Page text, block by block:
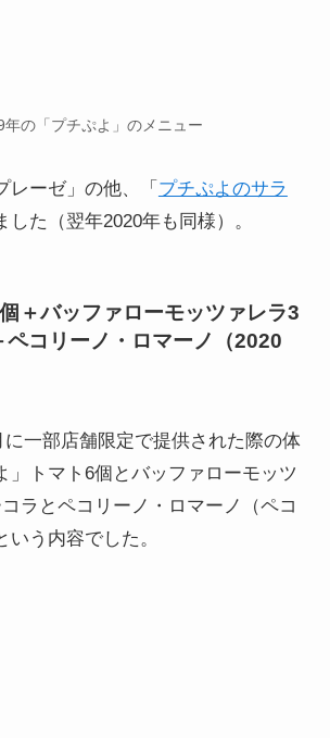
年の「プチぷよ」のメニュー
レーゼ」の他、「 プチぷよのサラ
した（翌年2020年も同様）。
＋バッファローモッツァレラ3
ペコリーノ・ロマーノ（2020
に一部店舗限定で提供された際の体
」トマト6個とバッファローモッツ
ラとペコリーノ・ロマーノ（ペコ
いう内容でした。